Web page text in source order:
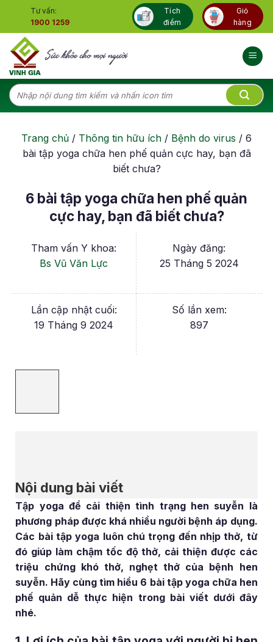
content
Tư vấn:
1900 1259
Tích
điểm
Giỏ
hàng
Tìm
kiếm:
Trang chủ / Thông tin hữu ích / Bệnh do virus / 6
bài tập yoga chữa hen phế quản cực hay, bạn đã
biết chưa?
6 bài tập yoga chữa hen phế quản
cực hay, bạn đã biết chưa?
Tham vấn Y khoa:
Bs Vũ Văn Lực
Ngày đăng:
25 Tháng 5 2024
Lần cập nhật cuối:
19 Tháng 9 2024
Số lần xem:
897
Nội dung bài viết
Tập yoga để cải thiện tình trạng hen suyễn là
phương pháp được khá nhiều người bệnh áp dụng.
Các bài tập yoga luôn chú trọng đến nhịp thở, từ
đó giúp làm chậm tốc độ thở, cải thiện được các
triệu chứng khó thở, nghẹt thở của bệnh hen
suyễn. Hãy cùng tìm hiểu 6 bài tập yoga chữa hen
phế quản dễ thực hiện trong bài viết dưới đây
nhé.